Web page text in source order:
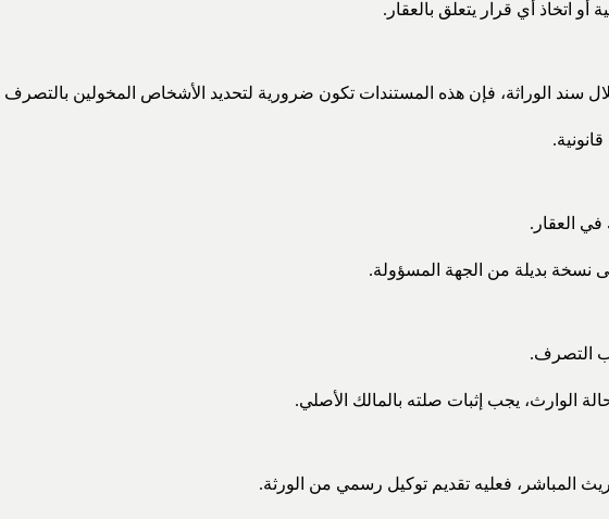
أو اتخاذ أي قرار يتعلق بالعقار.
سند الوراثة، فإن هذه المستندات تكون ضرورية لتحديد الأشخاص المخولين بالتصرف
العقار.
بديلة من الجهة المسؤولة.
التصرف.
الوارث، يجب إثبات صلته بالمالك الأصلي.
المباشر، فعليه تقديم توكيل رسمي من الورثة.